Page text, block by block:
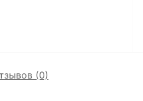
(0)